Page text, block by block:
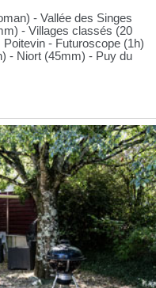
- Vallée des Singes
- Villages classés (20
- Futuroscope (1h)
- Niort (45mm) - Puy du